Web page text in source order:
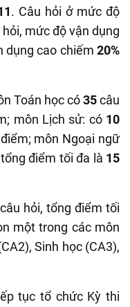
. Câu hỏi ở mức độ
mức độ vận dụng
dụng cao chiếm 20%
Toán học có35câu
môn Lịch sử: có 10
môn Ngoại ngữ
điểm tối đa là 15
hỏi, tổng điểm tối
một trong các môn
Sinh học (CA3),
tục tổ chức Kỳ thi